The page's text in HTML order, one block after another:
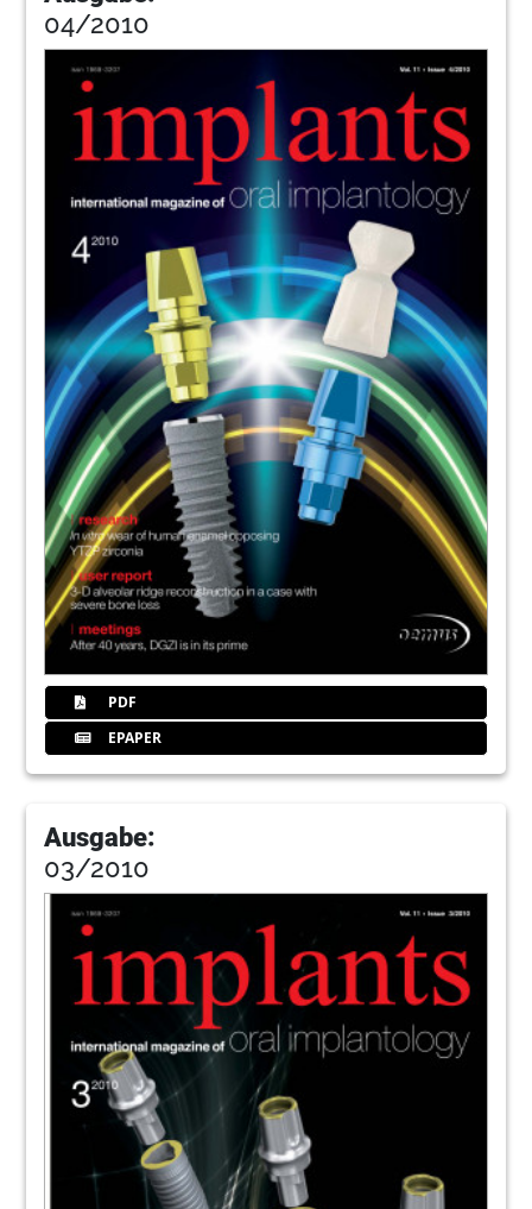
04/2010
PDF
EPAPER
Ausgabe:
03/2010